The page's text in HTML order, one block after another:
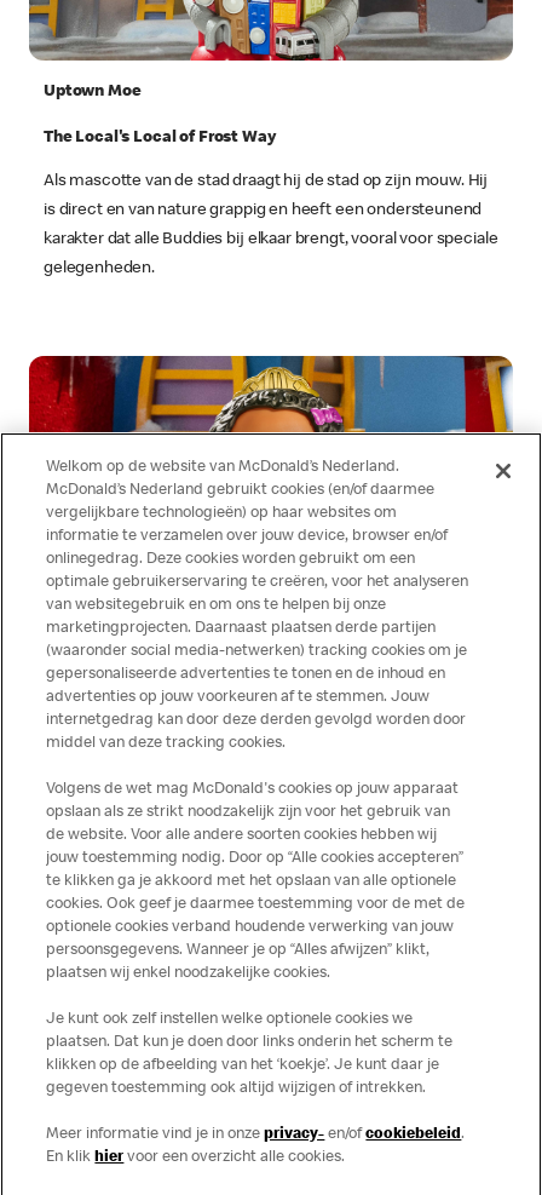
Uptown Moe
The Local's Local of Frost Way
Als mascotte van de stad draagt hij de stad op zijn mouw. Hij
is direct en van nature grappig en heeft een ondersteunend
karakter dat alle Buddies bij elkaar brengt, vooral voor speciale
gelegenheden.
Wafutu
De prinses van positiviteit
Met haar toverstok maakt ze dromen waar. Overal waar ze in
Frost Way gaat, volgt positiviteit. Ze bewondert de kleine
dingen, zoals bloemen, waardoor ze een charme krijgt waar
iedereen dol op is.
Over ons
Services
Contact
Welkom op de website van McDonald’s Nederland.
McDonald’s Nederland gebruikt cookies (en/of daarmee
vergelijkbare technologieën) op haar websites om
informatie te verzamelen over jouw device, browser en/of
onlinegedrag. Deze cookies worden gebruikt om een
optimale gebruikerservaring te creëren, voor het analyseren
van websitegebruik en om ons te helpen bij onze
marketingprojecten. Daarnaast plaatsen derde partijen
(waaronder social media-netwerken) tracking cookies om je
gepersonaliseerde advertenties te tonen en de inhoud en
advertenties op jouw voorkeuren af te stemmen. Jouw
internetgedrag kan door deze derden gevolgd worden door
middel van deze tracking cookies.
Volgens de wet mag McDonald's cookies op jouw apparaat
opslaan als ze strikt noodzakelijk zijn voor het gebruik van
de website. Voor alle andere soorten cookies hebben wij
jouw toestemming nodig. Door op “Alle cookies accepteren”
te klikken ga je akkoord met het opslaan van alle optionele
cookies. Ook geef je daarmee toestemming voor de met de
optionele cookies verband houdende verwerking van jouw
persoonsgegevens. Wanneer je op “Alles afwijzen” klikt,
plaatsen wij enkel noodzakelijke cookies.
Je kunt ook zelf instellen welke optionele cookies we
plaatsen. Dat kun je doen door links onderin het scherm te
klikken op de afbeelding van het ‘koekje’. Je kunt daar je
gegeven toestemming ook altijd wijzigen of intrekken.
Meer informatie vind je in onzeprivacy- en/ofcookiebeleid.
En klikhier voor een overzicht alle cookies.